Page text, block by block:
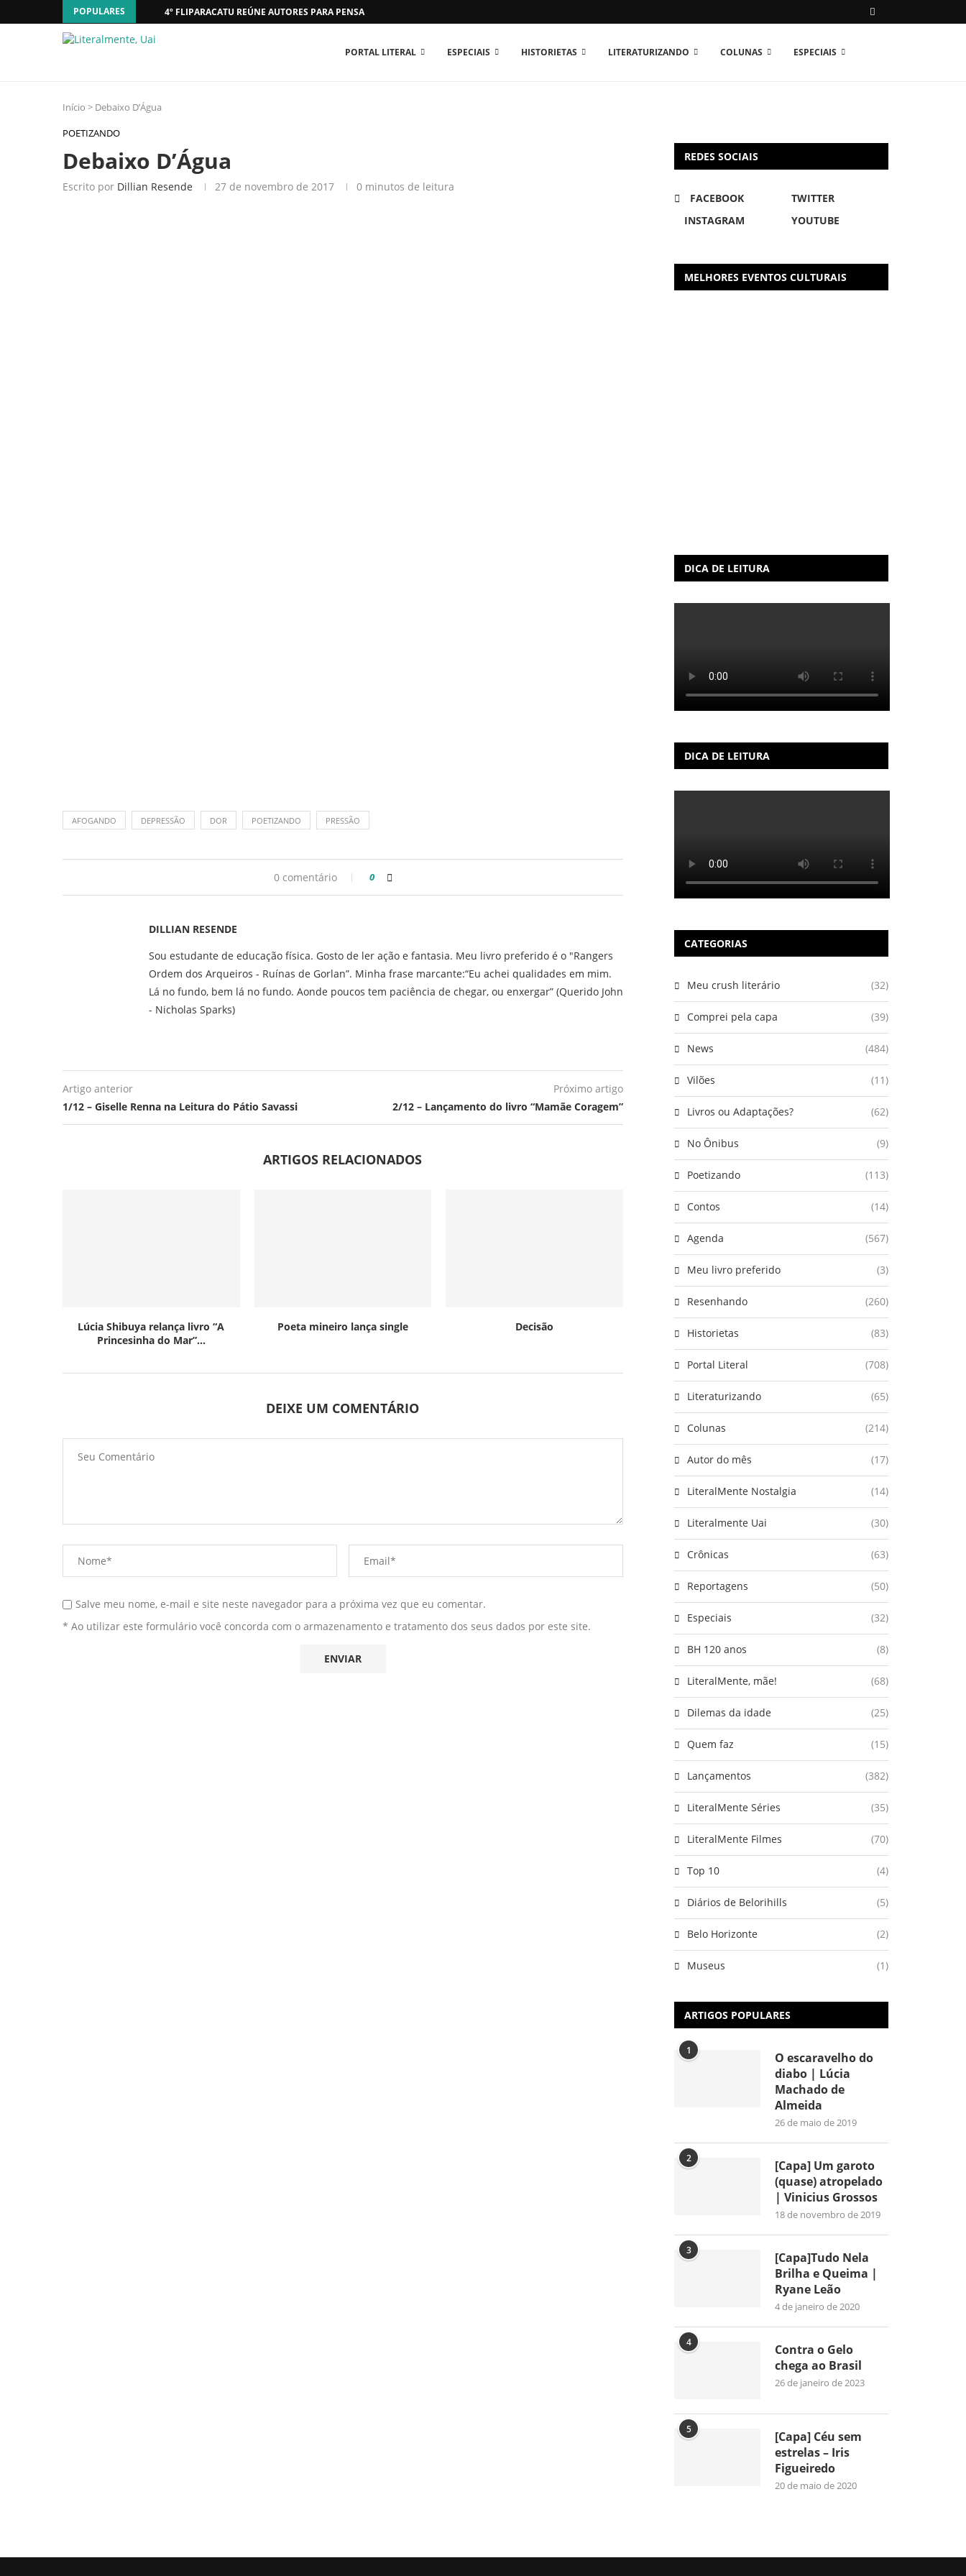
POPULARES 4º FLIPARACATU REÚNE AUTORES PARA PENSAR O MUNDO...
PORTAL LITERAL ESPECIAIS HISTORIETAS LITERATURIZANDO COLUNAS ESPECIAIS
Início > Debaixo D’Água
POETIZANDO
Debaixo D’Água
Escrito por Dillian Resende 27 de novembro de 2017 0 minutos de leitura
AFOGANDO DEPRESSÃO DOR POETIZANDO PRESSÃO
0 comentário 0
DILLIAN RESENDE
Sou estudante de educação física. Gosto de ler ação e fantasia. Meu livro preferido é o "Rangers
Ordem dos Arqueiros - Ruínas de Gorlan”. Minha frase marcante:“Eu achei qualidades em mim.
Lá no fundo, bem lá no fundo. Aonde poucos tem paciência de chegar, ou enxergar” (Querido John
- Nicholas Sparks)
Artigo anterior
1/12 – Giselle Renna na Leitura do Pátio Savassi
Próximo artigo
2/12 – Lançamento do livro “Mamãe Coragem”
ARTIGOS RELACIONADOS
Lúcia Shibuya relança livro “A
Princesinha do Mar”...
Poeta mineiro lança single Decisão
DEIXE UM COMENTÁRIO
Salve meu nome, e-mail e site neste navegador para a próxima vez que eu comentar.
* Ao utilizar este formulário você concorda com o armazenamento e tratamento dos seus dados por este site.
REDES SOCIAIS
FACEBOOK
TWITTER
INSTAGRAM
YOUTUBE
MELHORES EVENTOS CULTURAIS
DICA DE LEITURA
DICA DE LEITURA
CATEGORIAS
Meu crush literário (32)
Comprei pela capa (39)
News (484)
Vilões (11)
Livros ou Adaptações? (62)
No Ônibus (9)
Poetizando (113)
Contos (14)
Agenda (567)
Meu livro preferido (3)
Resenhando (260)
Historietas (83)
Portal Literal (708)
Literaturizando (65)
Colunas (214)
Autor do mês (17)
LiteralMente Nostalgia (14)
Literalmente Uai (30)
Crônicas (63)
Reportagens (50)
Especiais (32)
BH 120 anos (8)
LiteralMente, mãe! (68)
Dilemas da idade (25)
Quem faz (15)
Lançamentos (382)
LiteralMente Séries (35)
LiteralMente Filmes (70)
Top 10 (4)
Diários de Belorihills (5)
Belo Horizonte (2)
Museus (1)
ARTIGOS POPULARES
1
O escaravelho do
diabo | Lúcia
Machado de
Almeida
26 de maio de 2019
2
[Capa] Um garoto
(quase) atropelado
| Vinicius Grossos
18 de novembro de 2019
3
[Capa]Tudo Nela
Brilha e Queima |
Ryane Leão
4 de janeiro de 2020
4
Contra o Gelo
chega ao Brasil
26 de janeiro de 2023
5
[Capa] Céu sem
estrelas – Iris
Figueiredo
20 de maio de 2020